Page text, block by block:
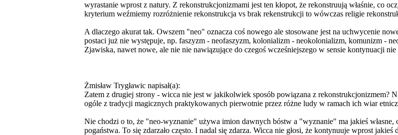
wyrastanie wprost z natury. Z rekonstrukcjonizmami jest ten kłopot, że rekonstruują właśnie, co
kryterium weźmiemy rozróżnienie rekonstrukcja vs brak rekenstrukcji to wówczas religie
A dlaczego akurat tak. Owszem "neo" oznacza coś nowego ale stosowane jest na uchwycenie
postaci już nie występuje, np. faszyzm - neofaszyzm, kolonializm - neokolonializm, komunizm -
Zjawiska, nawet nowe, ale nie nie nawiązujące do czegoś wcześniejszego w sensie kontynuacji
Żmisław Trygławic napisał(a):
Zatem z drugiej strony - wicca nie jest w jakikolwiek sposób powiązana z rekonstrukcjonizmem?
ogóle z tradycji magicznych praktykowanych pierwotnie przez różne ludy w ramach ich wiar
Nie chodzi o to, że "neo-wyznanie" używa imion dawnych bóstw a "wyznanie" ma jakieś
pogaństwa. To się zdarzało często. I nadal się zdarza. Wicca nie głosi, że kontynuuje wprost